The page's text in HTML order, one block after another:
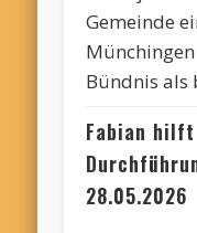
Gemeinde
Münchingen
Bündnis als
Fabian hilft
28.05.2026